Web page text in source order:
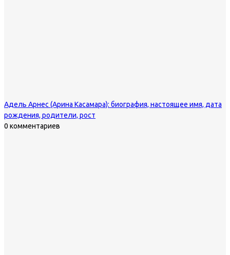
Адель Арнес (Арина Касамара): биография, настоящее имя, дата
рождения, родители, рост
0 комментариев